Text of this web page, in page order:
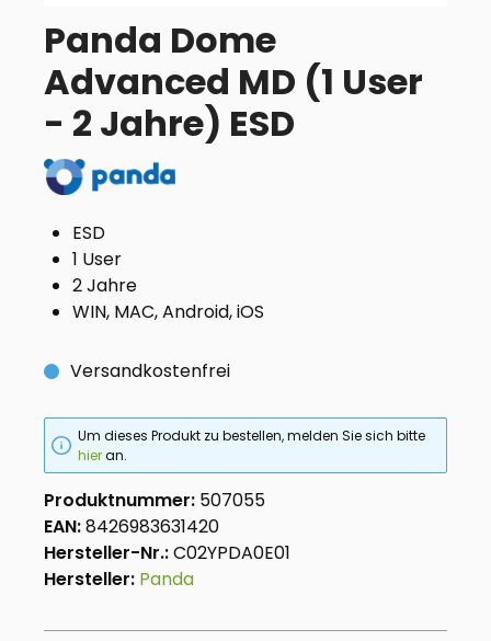
Panda Dome
Advanced MD (1 User
- 2 Jahre) ESD
ESD
1 User
2 Jahre
WIN, MAC, Android, iOS
Versandkostenfrei
Um dieses Produkt zu bestellen, melden Sie sich bitte
hieran.
Produktnummer: 507055
EAN:8426983631420
Hersteller-Nr.:C02YPDA0E01
Hersteller: Panda